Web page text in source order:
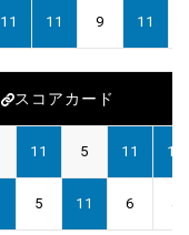
11 11 9 11
スコアカード
11 5 11 11
5 11 6 4